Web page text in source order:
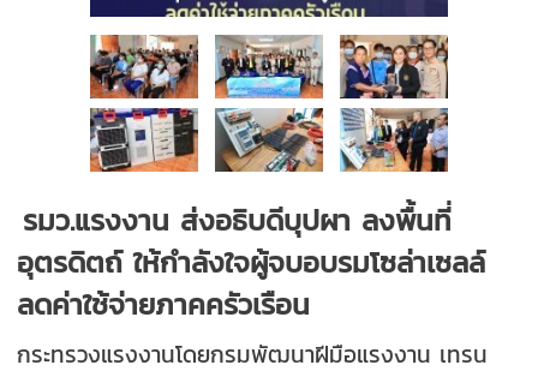
รมว.แรงงาน ส่งอธิบดีบุปผา ลงพื้นที่
อุตรดิตถ์ ให้กำลังใจผู้จบอบรมโซล่าเซลล์
ลดค่าใช้จ่ายภาคครัวเรือน
กระทรวงแรงงานโดยกรมพัฒนาฝีมือแรงงาน เทรน